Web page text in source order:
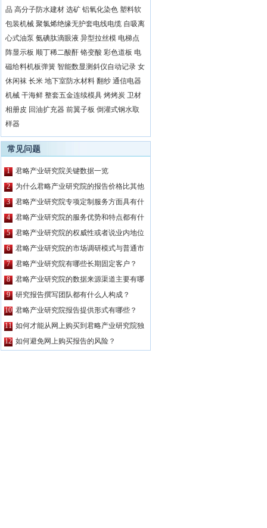
品 高分子防水建材 选矿 铝氧化染色 塑料软
包装机械 聚氯烯绝缘无护套电线电缆 自吸离
心式油泵 氨碘肽滴眼液 异型拉丝模 电梯点
阵显示板 顺丁稀二酸酐 铬变酸 彩色道板 电
磁给料机板弹簧 智能数显测斜仪自动记录 女
休闲袜 长米 地下室防水材料 翻纱 通信电器
机械 干海鲜 整套五金连续模具 烤烤炭 卫材
相册皮 回油扩充器 前翼子板 倒灌式钢水取
样器
常见问题
1
君略产业研究院关键数据一览
2
为什么君略产业研究院的报告价格比其他
公司都要高？
3
君略产业研究院专项定制服务方面具有什
么特点？
4
君略产业研究院的服务优势和特点都有什
么？
5
君略产业研究院的权威性或者说业内地位
如何？
6
君略产业研究院的市场调研模式与普通市
场调研主要区别有哪些？
7
君略产业研究院有哪些长期固定客户？
8
君略产业研究院的数据来源渠道主要有哪
些？
9
研究报告撰写团队都有什么人构成？
10 君略产业研究院报告提供形式有哪些？
11 如何才能从网上购买到君略产业研究院独
家原创的报告产品？
12 如何避免网上购买报告的风险？